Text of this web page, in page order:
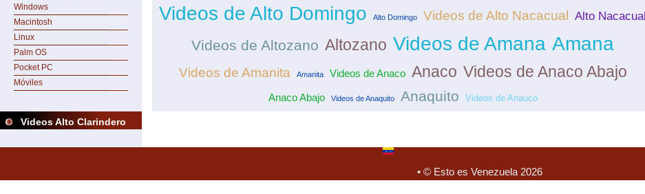
Windows
Macintosh
Linux
Palm OS
Pocket PC
Móviles
Videos Alto Clarindero
Videos de Alto Domingo Alto Domingo Videos de Alto Nacacual Alto Nacacual
Videos de Altozano Altozano Videos de Amana Amana
Videos de Amanita Amanita Videos de Anaco Anaco Videos de Anaco Abajo
Anaco Abajo Videos de Anaquito Anaquito Videos de Anauco
• © Esto es Venezuela 2026